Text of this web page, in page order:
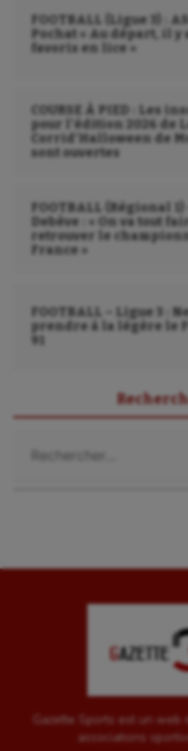
FOOTBALL (Ligue 3) :
Pochat « Au départ, il y
favoris en lice »
COURSE À PIED : Les
pour l’édition 2026 de
Corrid’Halloween de
sont ouvertes
FOOTBALL (Régional 1)
Debève : « On va tout
retrouver le
France »
FOOTBALL – Ligue 3 :
prendre à la légère le
91
Gazette Sports est un
associations